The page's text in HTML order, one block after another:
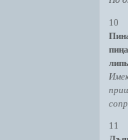
10
11